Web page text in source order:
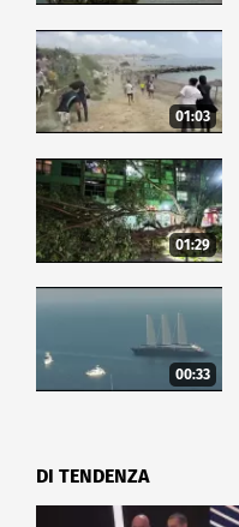
01:03
01:29
00:33
DI TENDENZA